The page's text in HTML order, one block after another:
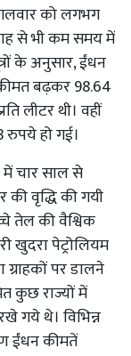
को लगभग
से भी कम समय में
के अनुसार, ईंधन
बढ़कर 98.64
लीटर थी। वहीं
हो गई।
में चार साल से
वृद्धि की गयी
तेल की वैश्विक
खुदरा पेट्रोलियम
पर डालने
कुछ राज्यों में
गये थे। विभिन्न
ईंधन कीमतें